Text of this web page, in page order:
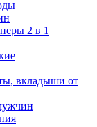
2 в 1
вкладыши от